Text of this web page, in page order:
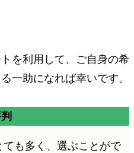
を利用して、ご自身の希
一助になれば幸いです。
も多く、選ぶことがで